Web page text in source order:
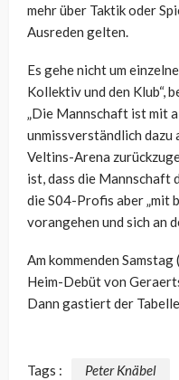
mehr über Taktik oder
Ausreden gelten.
Es gehe nicht um
Kollektiv und den Klub“,
„Die Mannschaft ist mit
unmissverständlich
Veltins-Arena
ist, dass die Mannschaft
die S04-Profis aber „mit
vorangehen und sich an
Am kommenden
Heim-Debüt von
Dann gastiert der
Tags : Peter Knäbel